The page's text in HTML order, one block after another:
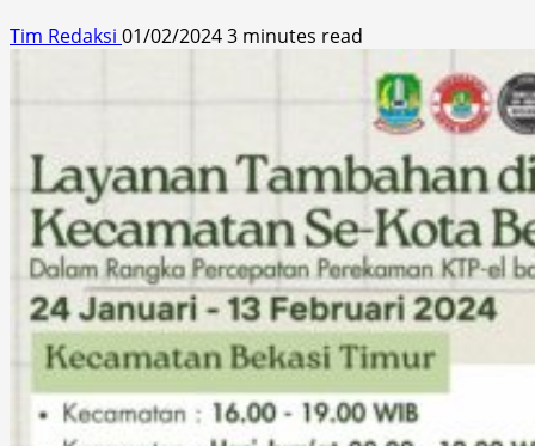
Tim Redaksi 01/02/20243 minutes read